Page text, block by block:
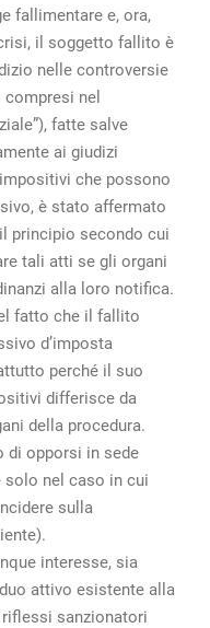
fallimentare e, ora,
il soggetto fallito è
nelle controversie
nel
fatte salve
ai giudizi
che possono
è stato affermato
principio secondo cui
tali atti se gli organi
alla loro notifica.
fatto che il fallito
d’imposta
perché il suo
differisce da
della procedura.
di opporsi in sede
solo nel caso in cui
sulla
interesse, sia
attivo esistente alla
sanzionatori